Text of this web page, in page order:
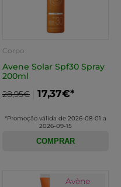
Corpo
Avene Solar Spf30 Spray
200ml
28,95€
17,37€*
*Promoção válida de 2026-08-01 a
2026-09-15
COMPRAR
Avène